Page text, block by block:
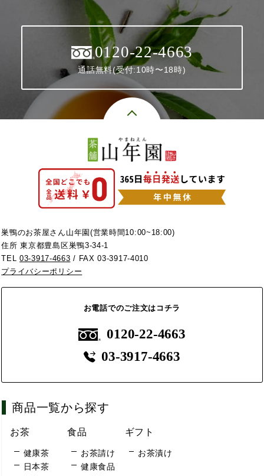
0120-22-4663
通話無料(受付:10時〜18時)
巣鴨のお茶屋さん山年園(営業時間10:00~18:00)
住所 東京都豊島区巣鴨3-34-1
TEL03-3917-4663 / FAX 03-3917-4010
プライバシーポリシー
お電話でのご注文はコチラ
0120-22-4663
03-3917-4663
商品一覧から探す
お茶
健康茶
日本茶
食品
お茶請け
健康食品
ギフト
お茶漬け